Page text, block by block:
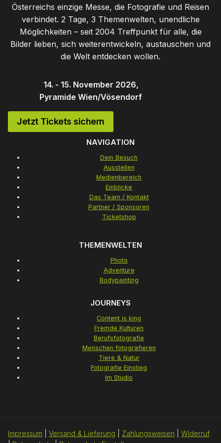
Österreichs einzige Messe, die Fotografie und Reisen
verbindet. 2 Tage, 3 Themenwelten, unendliche
Möglichkeiten – seit 2004 Treffpunkt für alle, die
Bilder lieben, sich weiterentwickeln, austauschen und
die Welt entdecken wollen.
14. - 15. November 2026,
Pyramide Wien/Vösendorf
Jetzt Tickets sichern
NAVIGATION
Dein Besuch
Ausstellen
Medienbereich
Einblicke
Das Team / Kontakt
Partner / Sponsoren
Ticketshop
THEMENWELTEN
Photo
Adventure
Bodypainting
JOURNEYS
Content is king
Fremde Kulturen
Berufsfotografie
Menschen fotografieren
Tiere & Natur
Fotografie Einstieg
Im Studio
Impressum Versand & Lieferung Zahlungsweisen
Widerruf